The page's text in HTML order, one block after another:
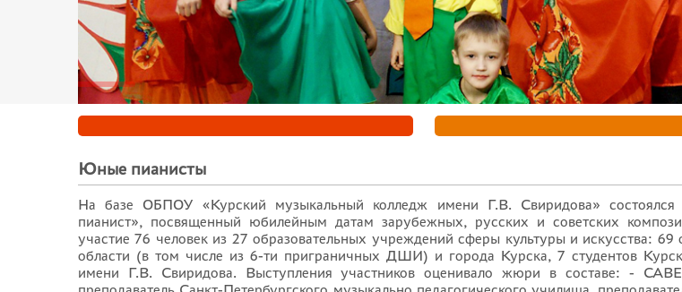
Юные пианисты
На базе ОБПОУ «Курский музыкальный колледж имени Г.В. Свиридова»
пианист», посвященный юбилейным датам зарубежных, русских и советских
участие 76 человек из 27 образовательных учреждений сферы культуры и искусства:
области (в том числе из 6-ти приграничных ДШИ) и города Курска, 7 студентов
имени Г.В. Свиридова. Выступления участников оценивало жюри в составе: -